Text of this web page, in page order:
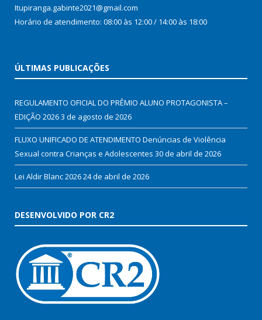
Itupiranga.gabinte2021@gmail.com
Horário de atendimento: 08:00 às 12:00 / 14:00 às 18:00
ÚLTIMAS PUBLICAÇÕES
REGULAMENTO OFICIAL DO PRÊMIO ALUNO PROTAGONISTA –
EDIÇÃO 20263 de agosto de 2026
FLUXO UNIFICADO DE ATENDIMENTO Denúncias de Violência
Sexual contra Crianças e Adolescentes 30 de abril de 2026
Lei Aldir Blanc 202624 de abril de 2026
DESENVOLVIDO POR CR2